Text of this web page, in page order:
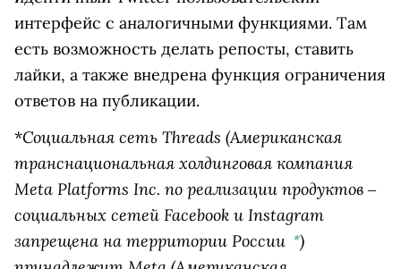
интерфейс с аналогичными функциями. Там
есть возможность делать репосты, ставить
лайки, а также внедрена функция ограничения
ответов на публикации.
*Социальная сеть Threads (Американская
транснациональная холдинговая компания
Meta Platforms Inc. по реализации продуктов ‒
социальных сетей Facebook и Instagram
запрещена на территории России *)